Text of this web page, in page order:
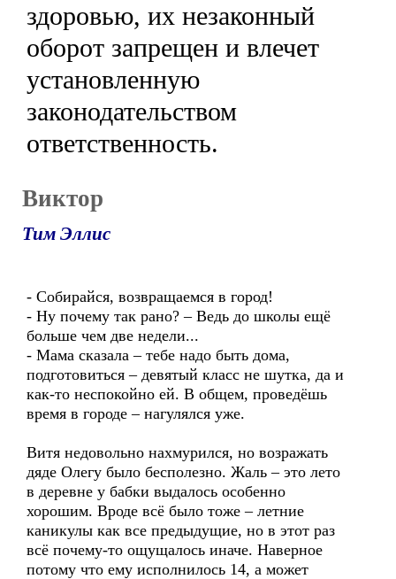
здоровью, их незаконный
оборот запрещен и влечет
установленную
законодательством
ответственность.
Виктор
Тим Эллис
- Собирайся, возвращаемся в город!
- Ну почему так рано? – Ведь до школы ещё
больше чем две недели...
- Мама сказала – тебе надо быть дома,
подготовиться – девятый класс не шутка, да и
как-то неспокойно ей. В общем, проведёшь
время в городе – нагулялся уже.
Витя недовольно нахмурился, но возражать
дяде Олегу было бесполезно. Жаль – это лето
в деревне у бабки выдалось особенно
хорошим. Вроде всё было тоже – летние
каникулы как все предыдущие, но в этот раз
всё почему-то ощущалось иначе. Наверное
потому что ему исполнилось 14, а может